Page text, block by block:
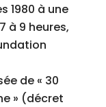
1980 à une
à 9 heures,
de « 30
» (décret